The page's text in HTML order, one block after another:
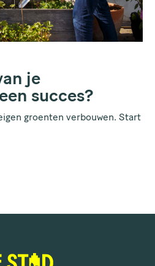
je
succes?
groenten verbouwen. Start